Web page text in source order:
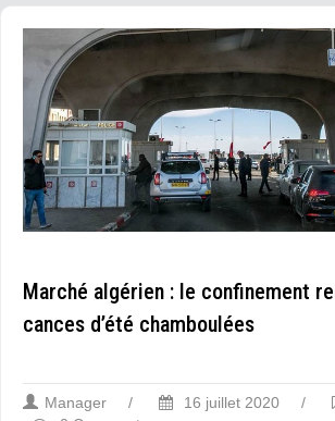
Marché algérien : le confinement
cances d’été chamboulées
Manager / 16 juillet 2020 /